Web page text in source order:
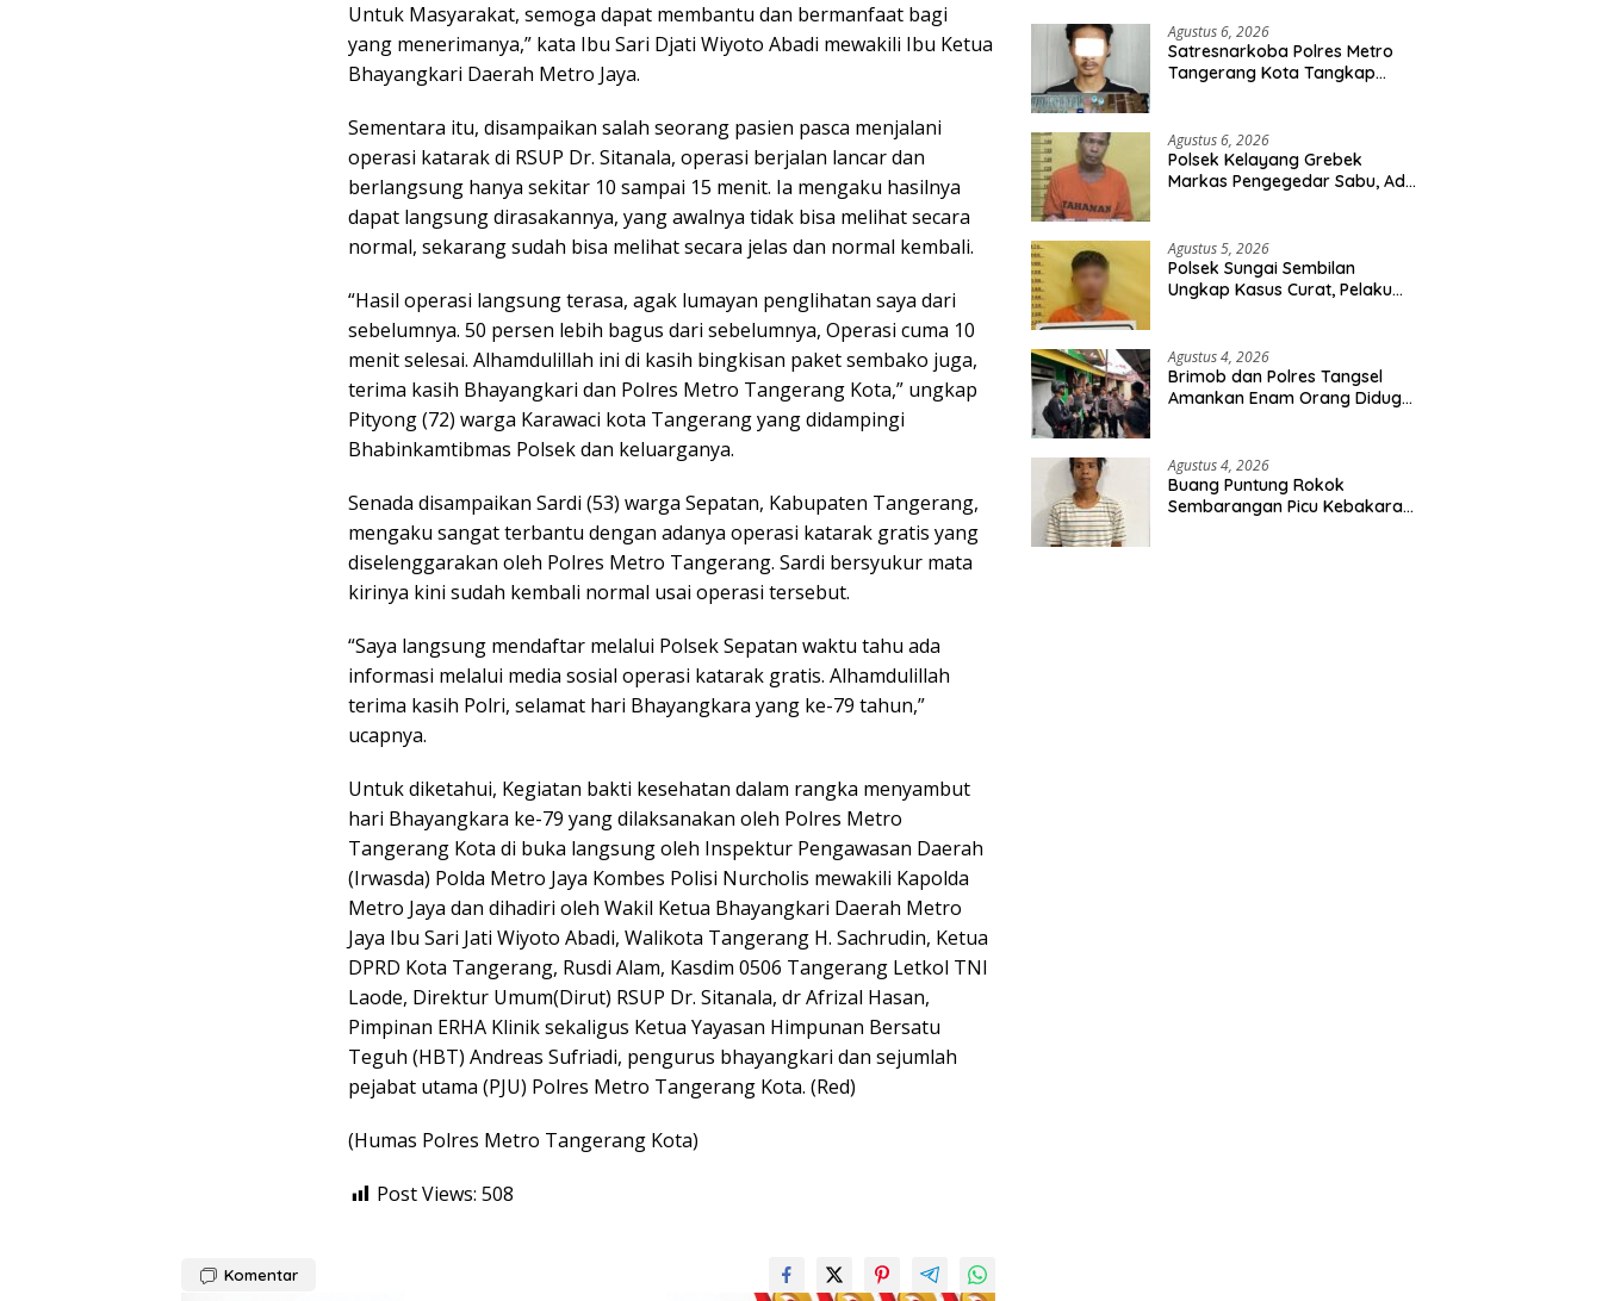
Untuk Masyarakat, semoga dapat membantu dan bermanfaat bagi
yang menerimanya,” kata Ibu Sari Djati Wiyoto Abadi mewakili Ibu Ketua
Bhayangkari Daerah Metro Jaya.
Sementara itu, disampaikan salah seorang pasien pasca menjalani
operasi katarak di RSUP Dr. Sitanala, operasi berjalan lancar dan
berlangsung hanya sekitar 10 sampai 15 menit. Ia mengaku hasilnya
dapat langsung dirasakannya, yang awalnya tidak bisa melihat secara
normal, sekarang sudah bisa melihat secara jelas dan normal kembali.
“Hasil operasi langsung terasa, agak lumayan penglihatan saya dari
sebelumnya. 50 persen lebih bagus dari sebelumnya, Operasi cuma 10
menit selesai. Alhamdulillah ini di kasih bingkisan paket sembako juga,
terima kasih Bhayangkari dan Polres Metro Tangerang Kota,” ungkap
Pityong (72) warga Karawaci kota Tangerang yang didampingi
Bhabinkamtibmas Polsek dan keluarganya.
Senada disampaikan Sardi (53) warga Sepatan, Kabupaten Tangerang,
mengaku sangat terbantu dengan adanya operasi katarak gratis yang
diselenggarakan oleh Polres Metro Tangerang. Sardi bersyukur mata
kirinya kini sudah kembali normal usai operasi tersebut.
“Saya langsung mendaftar melalui Polsek Sepatan waktu tahu ada
informasi melalui media sosial operasi katarak gratis. Alhamdulillah
terima kasih Polri, selamat hari Bhayangkara yang ke-79 tahun,”
ucapnya.
Untuk diketahui, Kegiatan bakti kesehatan dalam rangka menyambut
hari Bhayangkara ke-79 yang dilaksanakan oleh Polres Metro
Tangerang Kota di buka langsung oleh Inspektur Pengawasan Daerah
(Irwasda) Polda Metro Jaya Kombes Polisi Nurcholis mewakili Kapolda
Metro Jaya dan dihadiri oleh Wakil Ketua Bhayangkari Daerah Metro
Jaya Ibu Sari Jati Wiyoto Abadi, Walikota Tangerang H. Sachrudin, Ketua
DPRD Kota Tangerang, Rusdi Alam, Kasdim 0506 Tangerang Letkol TNI
Laode, Direktur Umum(Dirut) RSUP Dr. Sitanala, dr Afrizal Hasan,
Pimpinan ERHA Klinik sekaligus Ketua Yayasan Himpunan Bersatu
Teguh (HBT) Andreas Sufriadi, pengurus bhayangkari dan sejumlah
pejabat utama (PJU) Polres Metro Tangerang Kota. (Red)
(Humas Polres Metro Tangerang Kota)
Post Views: 508
Komentar
Agustus 6, 2026
Satresnarkoba Polres Metro
Tangerang Kota Tangkap
Hexymer Disita
Agustus 6, 2026
Polsek Kelayang Grebek
Markas Pengegedar Sabu, Ada
Agustus 5, 2026
Polsek Sungai Sembilan
Ungkap Kasus Curat, Pelaku
Agustus 4, 2026
Brimob dan Polres Tangsel
Amankan Enam Orang Diduga
Agustus 4, 2026
Buang Puntung Rokok
Sembarangan Picu Kebakaran